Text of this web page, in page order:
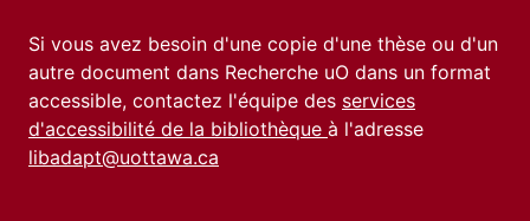
Si vous avez besoin d'une copie d'une thèse ou d'un
autre document dans Recherche uO dans un format
accessible, contactez l'équipe des services
d'accessibilité de la bibliothèque à l'adresse
libadapt@uottawa.ca